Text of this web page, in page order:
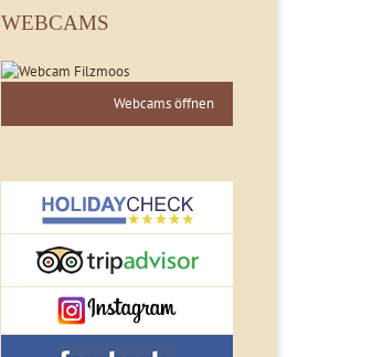
WEBCAMS
Webcams öffnen